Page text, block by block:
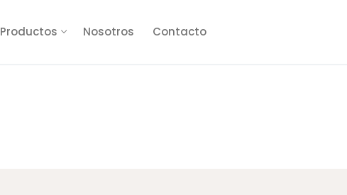
Productos Nosotros Contacto